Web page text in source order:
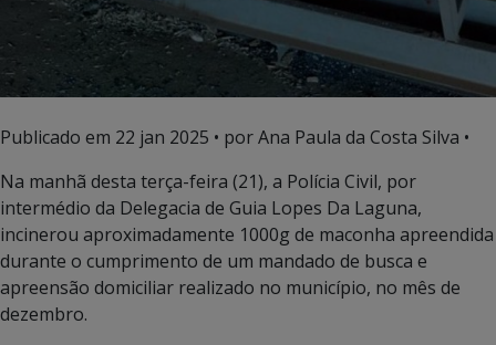
Publicado em 22 jan 2025 • por Ana Paula da Costa Silva •
Na manhã desta terça-feira (21), a Polícia Civil, por
intermédio da Delegacia de Guia Lopes Da Laguna,
incinerou aproximadamente 1000g de maconha apreendida
durante o cumprimento de um mandado de busca e
apreensão domiciliar realizado no município, no mês de
dezembro.